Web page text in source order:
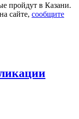
пройдут в Казани.
сайте, сообщите